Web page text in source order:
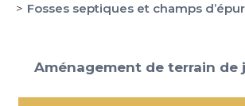
Fosses septiques et champs
Aménagement de terrain de